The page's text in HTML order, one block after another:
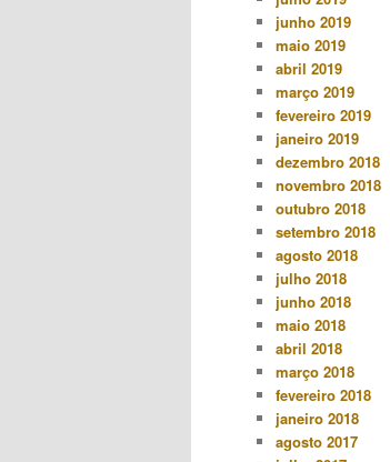
junho 2019
maio 2019
abril 2019
março 2019
fevereiro 2019
janeiro 2019
dezembro 2018
novembro 2018
outubro 2018
setembro 2018
agosto 2018
julho 2018
junho 2018
maio 2018
abril 2018
março 2018
fevereiro 2018
janeiro 2018
agosto 2017